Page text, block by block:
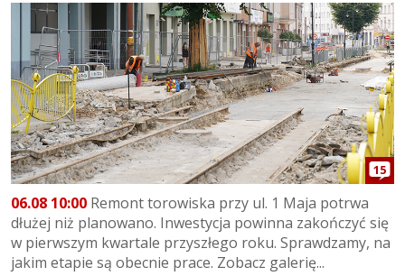
15
06.08 10:00 Remont torowiska przy ul. 1 Maja potrwa
dłużej niż planowano. Inwestycja powinna zakończyć się
w pierwszym kwartale przyszłego roku. Sprawdzamy, na
jakim etapie są obecnie prace. Zobacz galerię...